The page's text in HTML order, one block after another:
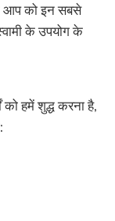
आप को इन सबसे
के उपयोग के
को हमें शुद्ध करना है,